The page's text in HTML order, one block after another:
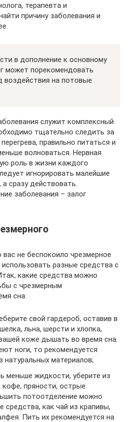
терапевта и
причину заболевания и
в дополнение к основному
может порекомендовать
на потовые
служит комплексный
тщательно следить за
правильно питаться и
волноваться. Нервная
роль в жизни каждого
игнорировать малейшие
сразу действовать.
заболевания – залог
не беспокоило чрезмерное
разные средства с
какие средства можно
с чрезмерным
сна:
свой гардероб, оставив в
льна, шерсти и хлопка,
коже дышать во время сна.
ноги, то рекомендуется
натуральных материалов;
меньше жидкости, уберите из
кофе, пряности, острые
потоотделение можно
средства, как чай из крапивы,
Пить их рекомендуется на